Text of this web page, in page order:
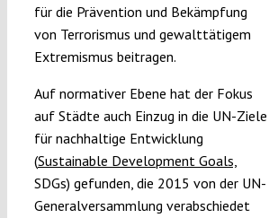
für die Prävention und Bekämpfung
von Terrorismus und gewalttätigem
Extremismus beitragen.
Auf normativer Ebene hat der Fokus
auf Städte auch Einzug in die UN-Ziele
für nachhaltige Entwicklung
(Sustainable Development Goals,
SDGs) gefunden, die 2015 von der UN-
Generalversammlung verabschiedet